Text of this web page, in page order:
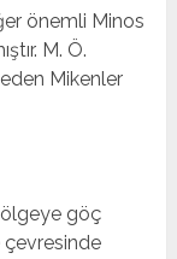
önemli Minos
M. Ö.
Mikenler
göç
çevresinde